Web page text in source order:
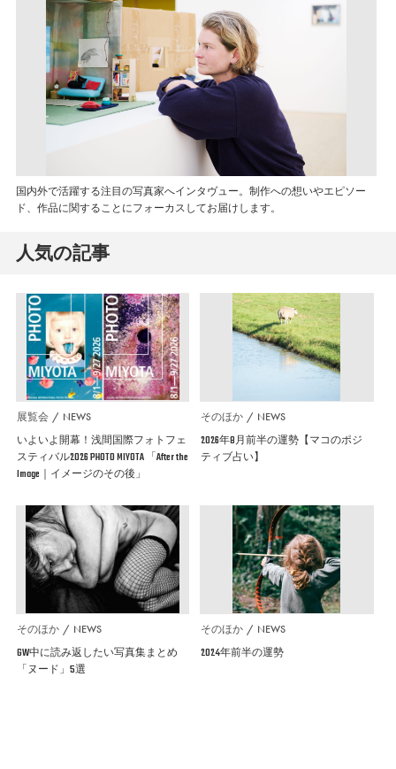
国内外で活躍する注目の写真家へインタヴュー。制作への想いやエピソー
ド、作品に関することにフォーカスしてお届けします。
人気の記事
展覧会 NEWS
いよいよ開幕！浅間国際フォトフェ
スティバル2026 PHOTO MIYOTA 「After the
Image｜イメージのその後」
そのほか NEWS
2026年8月前半の運勢【マコのポジ
ティブ占い】
そのほか NEWS
GW中に読み返したい写真集まとめ
「ヌード」5選
そのほか NEWS
2024年前半の運勢